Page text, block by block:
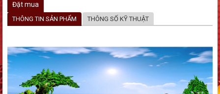
Đặt mua
THÔNG TIN SẢN PHẨM THÔNG SỐ KỸ THUẬT